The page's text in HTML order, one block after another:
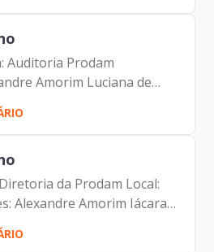
Auditoria Prodam
Amorim Luciana de
da Prodam Local:
Alexandre Amorim Iácara
Antonio Celso
Murta Camila